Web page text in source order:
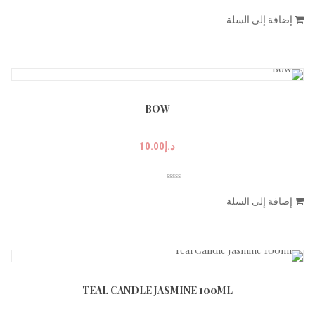
إضافة إلى السلة
BOW
د.إ10.00
إضافة إلى السلة
TEAL CANDLE JASMINE 100ML